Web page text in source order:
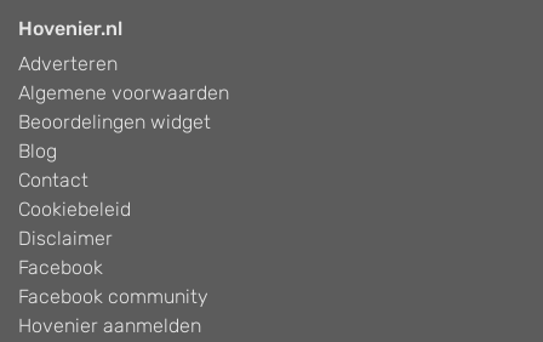
Hovenier.nl
Adverteren
Algemene voorwaarden
Beoordelingen widget
Blog
Contact
Cookiebeleid
Disclaimer
Facebook
Facebook community
Hovenier aanmelden